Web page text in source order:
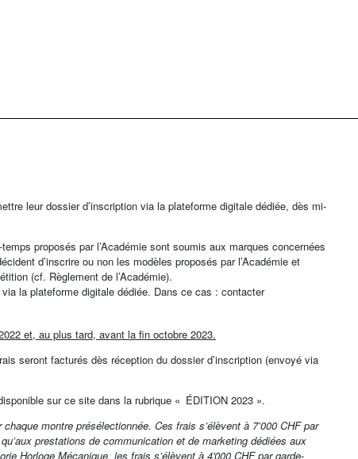
leur dossier d’inscription via la plateforme digitale dédiée, dès mi-
proposés par l’Académie sont soumis aux marques concernées
d’inscrire ou non les modèles proposés par l’Académie et
(cf. Règlement de l’Académie).
la plateforme digitale dédiée. Dans ce cas : contacter
et, au plus tard, avant la fin octobre 2023.
seront facturés dès réception du dossier d’inscription (envoyé via
sur ce site dans la rubrique « ÉDITION 2023 ».
montre présélectionnée. Ces frais s’élèvent à 7’000 CHF par
prestations de communication et de marketing dédiées aux
Horloge Mécanique, les frais s’élèvent à 4'000 CHF par garde-